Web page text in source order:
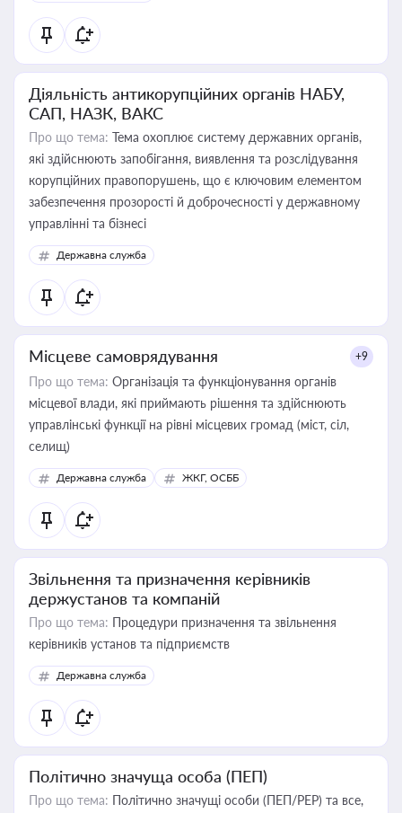
Діяльність антикорупційних органів НАБУ,
САП, НАЗК, ВАКС
Про що тема: Тема охоплює систему державних органів,
які здійснюють запобігання, виявлення та розслідування
корупційних правопорушень, що є ключовим елементом
забезпечення прозорості й доброчесності у державному
управлінні та бізнесі
Державна служба
Місцеве самоврядування +9
Про що тема: Організація та функціонування органів
місцевої влади, які приймають рішення та здійснюють
управлінські функції на рівні місцевих громад (міст, сіл,
селищ)
Державна служба ЖКГ, ОСББ
Звільнення та призначення керівників
держустанов та компаній
Про що тема: Процедури призначення та звільнення
керівників установ та підприємств
Державна служба
Політично значуща особа (ПЕП)
Про що тема: Політично значущі особи (ПЕП/PEP) та все,